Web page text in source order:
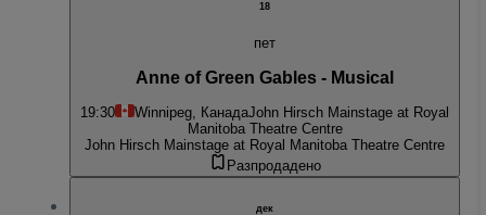
18
пет
Anne of Green Gables - Musical
19:30 Winnipeg, КанадаJohn Hirsch Mainstage at Royal
Manitoba Theatre Centre
John Hirsch Mainstage at Royal Manitoba Theatre Centre
Разпродадено
дек